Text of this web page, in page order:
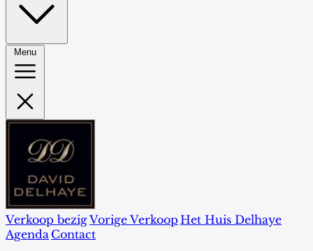
Menu
Verkoop bezigVorige Verkoop Het Huis Delhaye
Agenda Contact